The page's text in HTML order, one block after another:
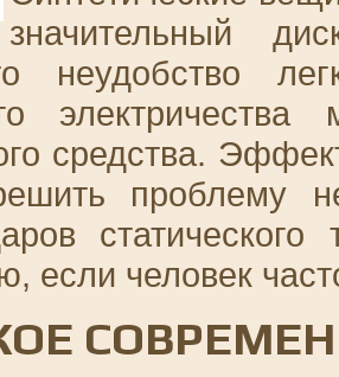
значительный
неудобство
средства.
проблему
статического
если человек